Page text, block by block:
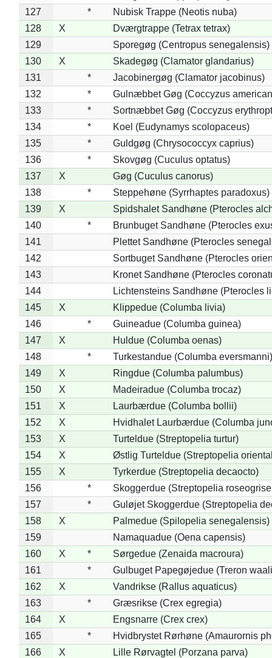
127
*
Nubisk Trappe (Neotis nuba)
128
X
Dværgtrappe (Tetrax tetrax)
129
Sporegøg (Centropus senegalensis)
130
X
Skadegøg (Clamator glandarius)
131
*
Jacobinergøg (Clamator jacobinus)
132
*
Gulnæbbet Gøg (Coccyzus
133
*
Sortnæbbet Gøg (Coccyzus
134
*
Koel (Eudynamys scolopaceus)
135
*
Guldgøg (Chrysococcyx caprius)
136
*
Skovgøg (Cuculus optatus)
137
X
Gøg (Cuculus canorus)
138
*
Steppehøne (Syrrhaptes paradoxus)
139
X
Spidshalet Sandhøne (Pterocles
140
*
Brunbuget Sandhøne (Pterocles
141
Plettet Sandhøne (Pterocles
142
Sortbuget Sandhøne (Pterocles
143
Kronet Sandhøne (Pterocles
144
Lichtensteins Sandhøne (Pterocles
145
X
Klippedue (Columba livia)
146
*
Guineadue (Columba guinea)
147
X
Huldue (Columba oenas)
148
*
Turkestandue (Columba eversmanni)
149
X
Ringdue (Columba palumbus)
150
X
Madeiradue (Columba trocaz)
151
X
Laurbærdue (Columba bollii)
152
X
Hvidhalet Laurbærdue (Columba
153
X
Turteldue (Streptopelia turtur)
154
X
Østlig Turteldue (Streptopelia
155
X
Tyrkerdue (Streptopelia decaocto)
156
*
Skoggerdue (Streptopelia
157
*
Guløjet Skoggerdue (Streptopelia
158
X
Palmedue (Spilopelia senegalensis)
159
Namaquadue (Oena capensis)
160
X *
Sørgedue (Zenaida macroura)
161
*
Gulbuget Papegøjedue (Treron
162
X
Vandrikse (Rallus aquaticus)
163
*
Græsrikse (Crex egregia)
164
X
Engsnarre (Crex crex)
165
*
Hvidbrystet Rørhøne (Amaurornis
166
X
Lille Rørvagtel (Porzana parva)